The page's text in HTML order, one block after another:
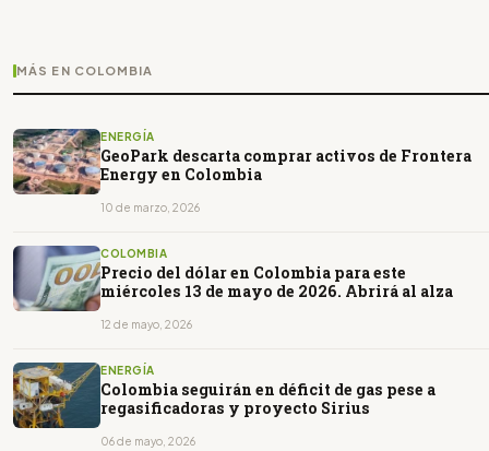
MÁS EN COLOMBIA
ENERGÍA
GeoPark descarta comprar activos de Frontera
Energy en Colombia
10 de marzo, 2026
COLOMBIA
Precio del dólar en Colombia para este
miércoles 13 de mayo de 2026. Abrirá al alza
12 de mayo, 2026
ENERGÍA
Colombia seguirán en déficit de gas pese a
regasificadoras y proyecto Sirius
06 de mayo, 2026